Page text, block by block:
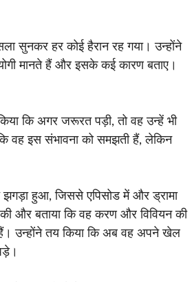
सुनकर हर कोई हैरान रह गया। उन्होंने
मानते हैं और इसके कई कारण बताए।
कि अगर जरूरत पड़ी, तो वह उन्हें भी
वह इस संभावना को समझती हैं, लेकिन
झगड़ा हुआ, जिससे एपिसोड में और ड्रामा
और बताया कि वह करण और विवियन की
तय किया कि अब वह अपने खेल